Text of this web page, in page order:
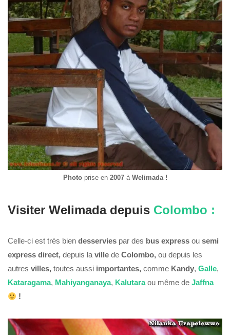
Photoprise en2007à Welimada !
Visiter Welimada depuis Colombo :
Celle-ci est très bien desservies par des bus express ou semi
express direct, depuis la ville de Colombo, ou depuis les
autres villes, toutes aussi importantes, comme Kandy, Galle,
Kataragama, Mahiyanganaya, Kalutara ou même de Jaffna
!